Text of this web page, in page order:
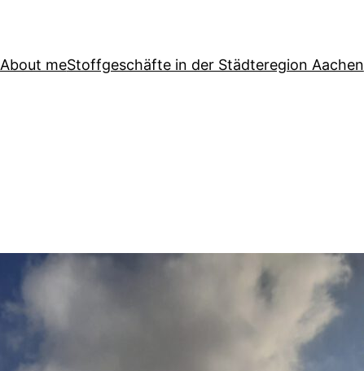
About meStoffgeschäfte in der Städteregion Aachen